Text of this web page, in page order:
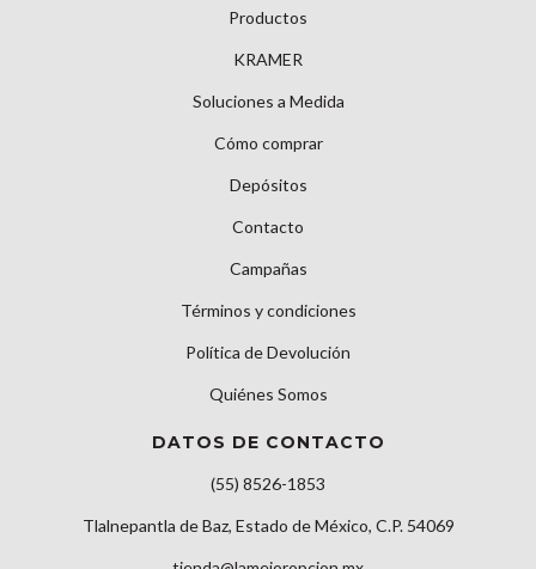
Productos
KRAMER
Soluciones a Medida
Cómo comprar
Depósitos
Contacto
Campañas
Términos y condiciones
Política de Devolución
Quiénes Somos
DATOS DE CONTACTO
(55) 8526-1853
Tlalnepantla de Baz, Estado de México, C.P. 54069